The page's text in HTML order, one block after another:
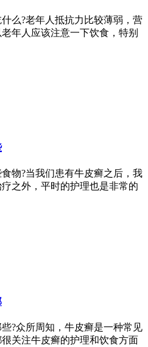
么?老年人抵抗力比较薄弱，营
年人应该注意一下饮食，特别
物?当我们患有牛皮癣之后，我
之外，平时的护理也是非常的
?众所周知，牛皮癣是一种常见
关注牛皮癣的护理和饮食方面